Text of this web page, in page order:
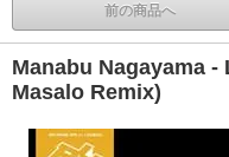
前の商品へ
Manabu Nagayama
Masalo Remix)